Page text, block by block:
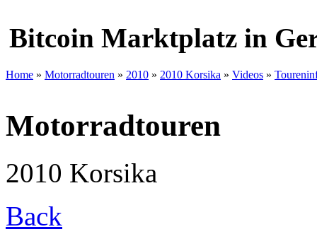
Bitcoin Marktplatz in
Home » Motorradtouren » 2010 » 2010 Korsika » Videos »
Motorradtouren
2010 Korsika
Back